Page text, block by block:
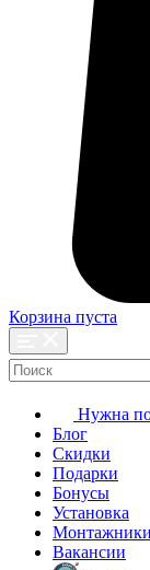
Корзина пуста
Нужна
Блог
Скидки
Подарки
Бонусы
Установка
Вакансии